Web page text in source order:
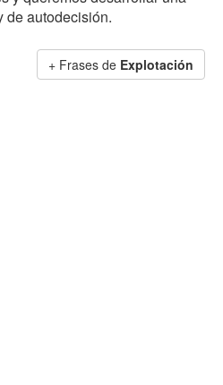
de autodecisión.
+ Frases de Explotación